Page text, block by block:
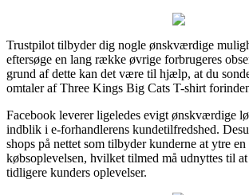
Trustpilot tilbyder dig nogle ønskværdige
eftersøge en lang række øvrige forbrugeres
grund af dette kan det være til hjælp, at du
omtaler af Three Kings Big Cats T-shirt
Facebook leverer ligeledes evigt ønskværdige
indblik i e-forhandlerens kundetilfredshed.
shops på nettet som tilbyder kunderne at ytre
købsoplevelsen, hvilket tilmed må udnyttes til
tidligere kunders oplevelser.